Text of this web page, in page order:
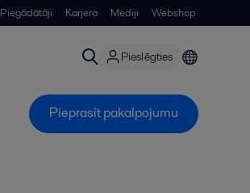
Piegādātāji Karjera Mediji Webshop
Pieslēgties
Pieprasīt pakalpojumu